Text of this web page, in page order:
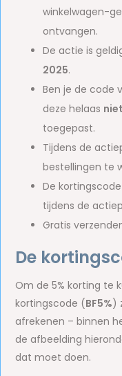
winkelwagen-
ontvangen.
De actie is
2025.
Ben je de code
deze helaas
toegepast.
Tijdens de
bestellingen te
De
tijdens de
Gratis
De
Om de 5% korting te
kortingscode (BF5%)
afrekenen – binnen
de afbeelding
dat moet doen.